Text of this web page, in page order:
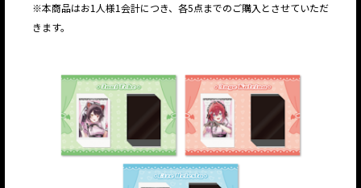
※本商品はお1人様1会計につき、各5点までのご購入とさせていただ
きます。